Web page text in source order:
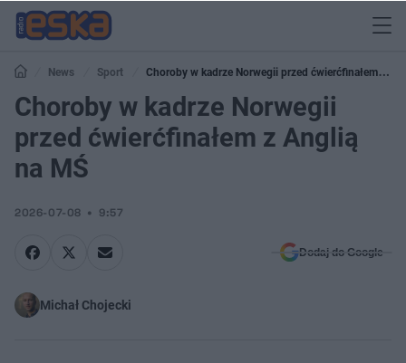
News Sport
Choroby w kadrze Norwegii przed ćwierćfinałem z
Anglią na MŚ
Choroby w kadrze Norwegii
przed ćwierćfinałem z Anglią
na MŚ
2026-07-08 9:57
Dodaj do Google
Michał Chojecki